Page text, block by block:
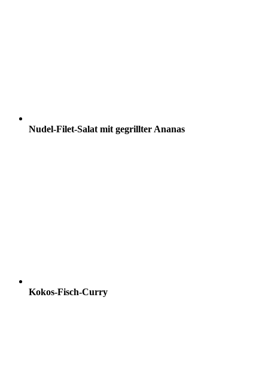
Nudel-Filet-Salat mit gegrillter Ananas
Kokos-Fisch-Curry